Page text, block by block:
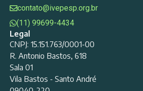
contato@ivepesp.org.br
(11) 99699-4434
Legal
CNPJ: 15.151.763/0001-00
R. Antonio Bastos, 618
Sala 01
Vila Bastos - Santo André